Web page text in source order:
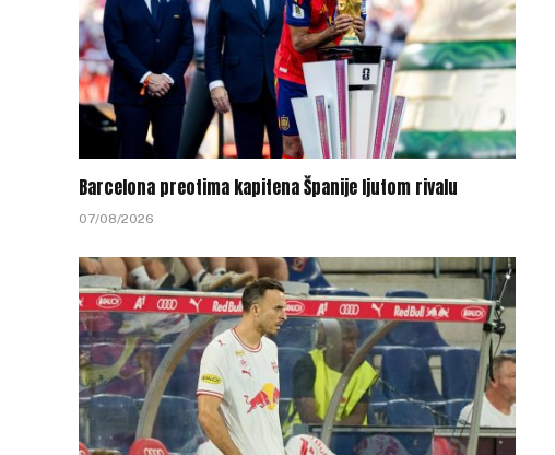
Barcelona preotima kapitena Španije ljutom rivalu
07/08/2026